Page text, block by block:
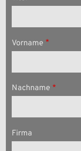
Vorname
Nachname
Firma